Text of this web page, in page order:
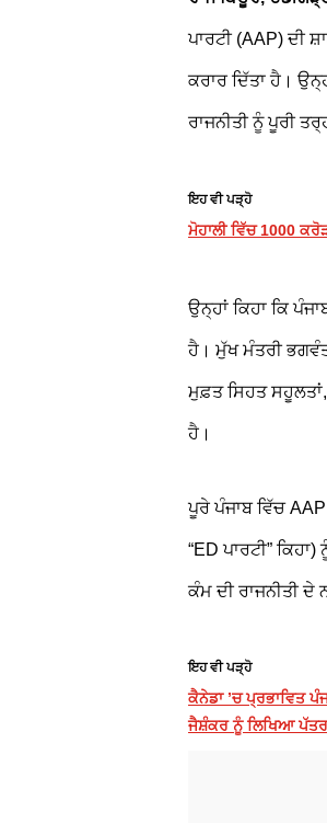
ਪਾਰਟੀ (AAP) ਦੀ
ਕਰਾਰ ਦਿੱਤਾ ਹੈ।
ਰਾਜਨੀਤੀ ਨੂੰ ਪੂਰੀ
ਇਹ ਵੀ ਪੜ੍ਹੋ
ਮੋਹਾਲੀ ਵਿੱਚ 1000
ਉਨ੍ਹਾਂ ਕਿਹਾ ਕਿ
ਹੈ। ਮੁੱਖ ਮੰਤਰੀ
ਮੁਫ਼ਤ ਸਿਹਤ
ਹੈ।
ਪੂਰੇ ਪੰਜਾਬ ਵਿੱਚ
“ED ਪਾਰਟੀ”
ਕੰਮ ਦੀ ਰਾਜਨੀਤੀ ਦੇ
ਇਹ ਵੀ ਪੜ੍ਹੋ
ਕੈਨੇਡਾ ’ਚ ਪ੍ਰਭਾਵਿਤ
ਜੈਸ਼ੰਕਰ ਨੂੰ ਲਿਖਿਆ ਪੱਤਰ